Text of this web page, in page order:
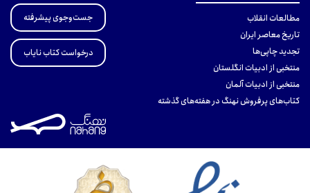
مطالعات انقلاب
تاریخ معاصر ایران
تجدید چاپی‌ها
منتخبی از ادبیات انگلستان
منتخبی از ادبیات آلمان
کتاب‌های پرفروش نهنگ در هفته‌های گذشته
جست‌وجوی پیشرفته
درخواست کتاب نایاب